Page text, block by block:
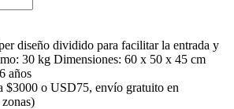
diseño dividido para facilitar la entrada y
30 kg Dimensiones: 60 x 50 x 45 cm
años
$3000 o USD75, envío gratuito en